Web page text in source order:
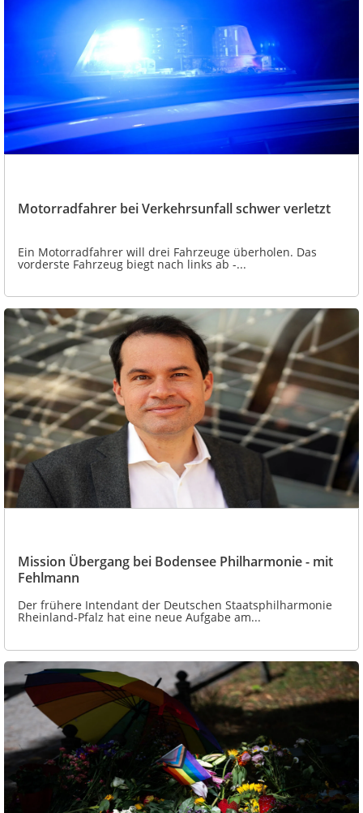
Motorradfahrer bei Verkehrsunfall schwer verletzt
Ein Motorradfahrer will drei Fahrzeuge überholen. Das
vorderste Fahrzeug biegt nach links ab -...
Mission Übergang bei Bodensee Philharmonie - mit
Fehlmann
Der frühere Intendant der Deutschen Staatsphilharmonie
Rheinland-Pfalz hat eine neue Aufgabe am...